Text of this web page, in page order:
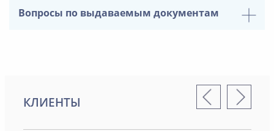
Вопросы по выдаваемым документам
КЛИЕНТЫ